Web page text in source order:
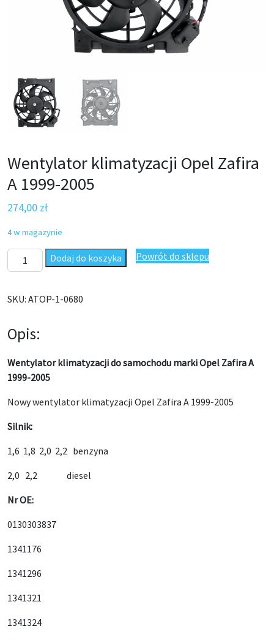
Wentylator klimatyzacji Opel Zafira
A 1999-2005
274,00 zł
4 w magazynie
ilość Wentylator klimatyzacji Opel Zafira A 1999-2005
Dodaj do koszyka Powrót do sklepu
SKU: ATOP-1-0680
Opis:
Wentylator klimatyzacji do samochodu marki Opel Zafira A
1999-2005
Nowy wentylator klimatyzacji Opel Zafira A 1999-2005
Silnik:
1,6 1,8 2,0 2,2 benzyna
2,0 2,2 diesel
Nr OE:
0130303837
1341176
1341296
1341321
1341324